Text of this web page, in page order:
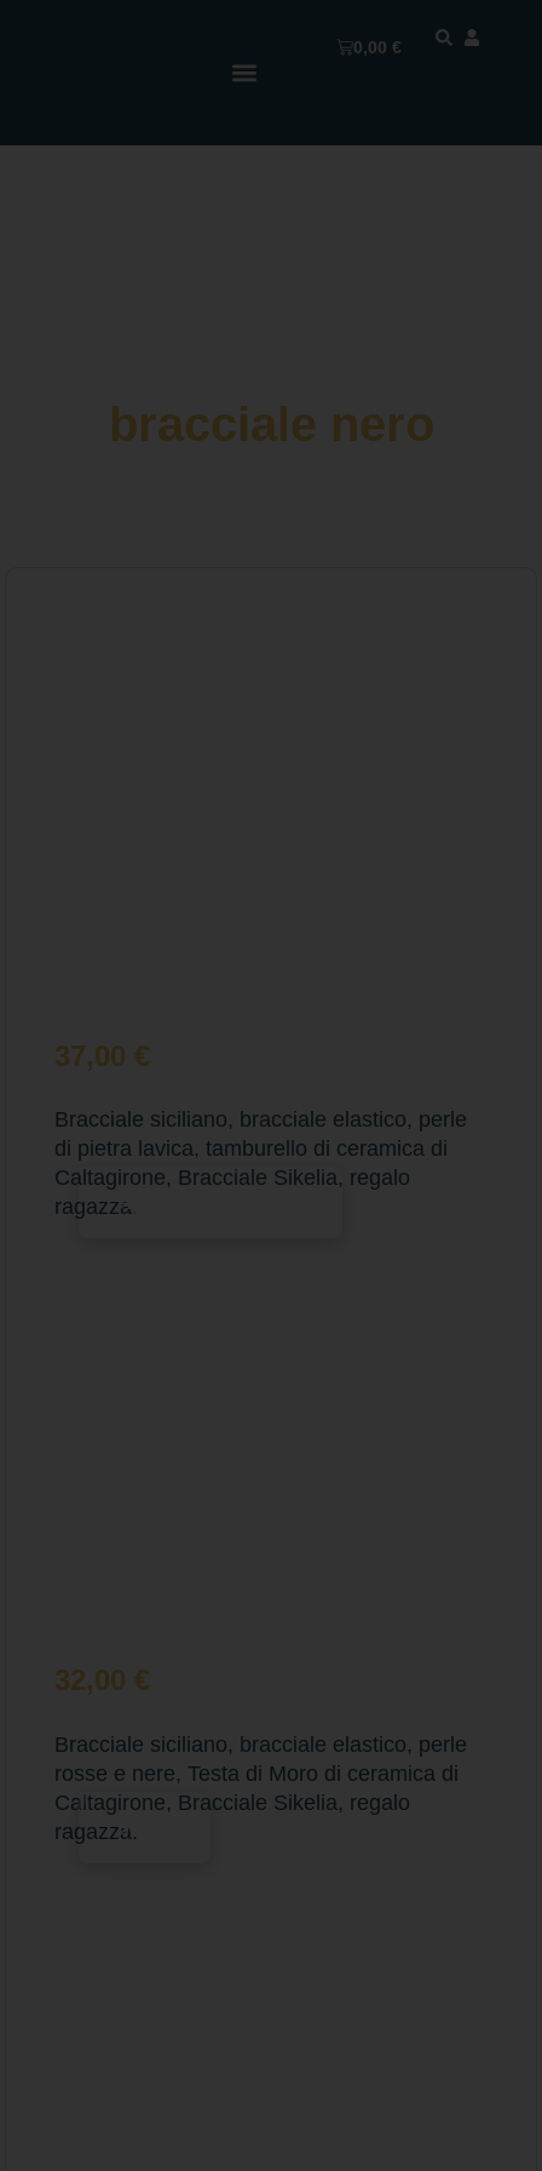
0,00€
bracciale nero
37,00 €
Bracciale siciliano, bracciale elastico, perle
di pietra lavica, tamburello di ceramica di
Caltagirone, Bracciale Sikelia, regalo
ragazza.Aggiungi al carrello
32,00 €
Bracciale siciliano, bracciale elastico, perle
rosse e nere, Testa di Moro di ceramica di
Caltagirone, Bracciale Sikelia, regalo
ragazza.Scegli